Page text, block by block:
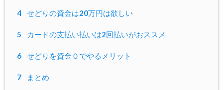
4 せどりの資金は20万円は欲しい
5 カードの支払い払いは2回払いがおススメ
6 せどりを資金０でやるメリット
7 まとめ